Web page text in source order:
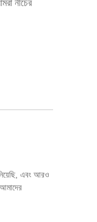
নীচের
এবং আরও